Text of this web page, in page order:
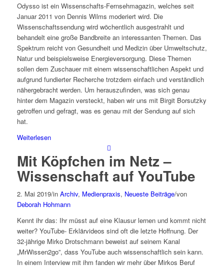
Odysso ist ein Wissenschafts-Fernsehmagazin, welches seit
Januar 2011 von Dennis Wilms moderiert wird. Die
Wissenschaftssendung wird wöchentlich ausgestrahlt und
behandelt eine große Bandbreite an interessanten Themen. Das
Spektrum reicht von Gesundheit und Medizin über Umweltschutz,
Natur und beispielsweise Energieversorgung. Diese Themen
sollen dem Zuschauer mit einem wissenschaftlichen Aspekt und
aufgrund fundierter Recherche trotzdem einfach und verständlich
nähergebracht werden. Um herauszufinden, was sich genau
hinter dem Magazin versteckt, haben wir uns mit Birgit Borsutzky
getroffen und gefragt, was es genau mit der Sendung auf sich
hat.
Weiterlesen
Mit Köpfchen im Netz –
Wissenschaft auf YouTube
2. Mai 2019/in Archiv, Medienpraxis, Neueste Beiträge/von
Deborah Hohmann
Kennt ihr das: Ihr müsst auf eine Klausur lernen und kommt nicht
weiter? YouTube- Erklärvideos sind oft die letzte Hoffnung. Der
32-jährige Mirko Drotschmann beweist auf seinem Kanal
„MrWissen2go”, dass YouTube auch wissenschaftlich sein kann.
In einem Interview mit ihm fanden wir mehr über Mirkos Beruf